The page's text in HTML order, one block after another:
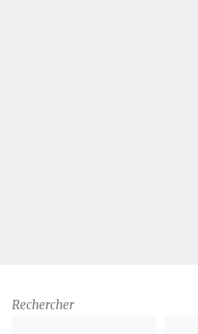
Rechercher